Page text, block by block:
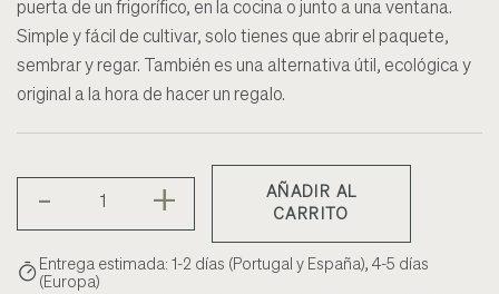
puerta de un frigorífico, en la cocina o junto a una ventana.
Simple y fácil de cultivar, solo tienes que abrir el paquete,
sembrar y regar. También es una alternativa útil, ecológica y
original a la hora de hacer un regalo.
- +
AÑADIR AL
CARRITO
Entrega estimada: 1-2 días (Portugal y España), 4-5 días
(Europa)